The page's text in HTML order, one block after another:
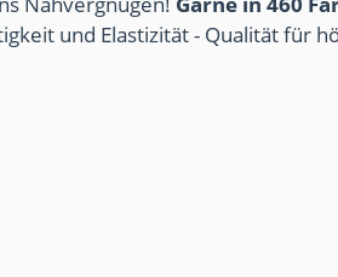
und Elastizität - Qualität für